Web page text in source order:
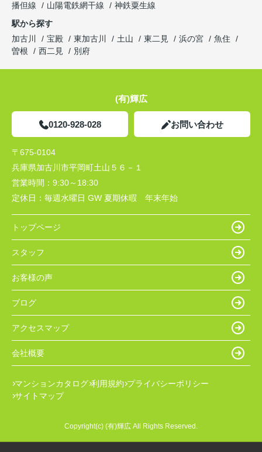
播但線
山陽電鉄網干線
神鉄粟生線
駅から探す
加古川
宝殿 東加古川 土山 東二見 浜の宮
魚住
曽根
西二見 別府
(有)輝広
0120-928-028 お問い合わせ
〒675-0104
兵庫県加古川市平岡町土山５６－１
営業時間： 9:30～18:30
定休日： 毎週水曜日 GW 夏期休暇 年末年始
トップページ
スタッフ
お客様の声
ブログ
アクセスマップ
会社概要
マンションカタログ 利用規約 プライバシーポリシー
サイトマップ
Copyright(c) (有)輝広 All Rights Reserved.